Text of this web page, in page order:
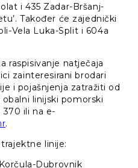
i 435 Zadar-Bršanj-
Također će zajednički
Vela Luka-Split i 604a
raspisivanje natječaja
zainteresirani brodari
i pojašnjenja zatražiti od
linijski pomorski
ili na e-
.
linije:
Dubrovnik